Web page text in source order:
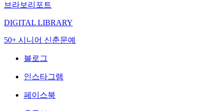
브라보리포트
DIGITAL LIBRARY
50+ 시니어 신춘문예
블로그
인스타그램
페이스북